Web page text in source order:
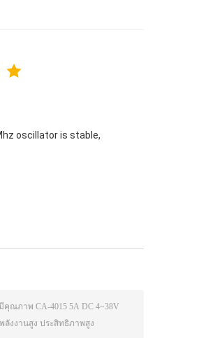
oscillator is stable,